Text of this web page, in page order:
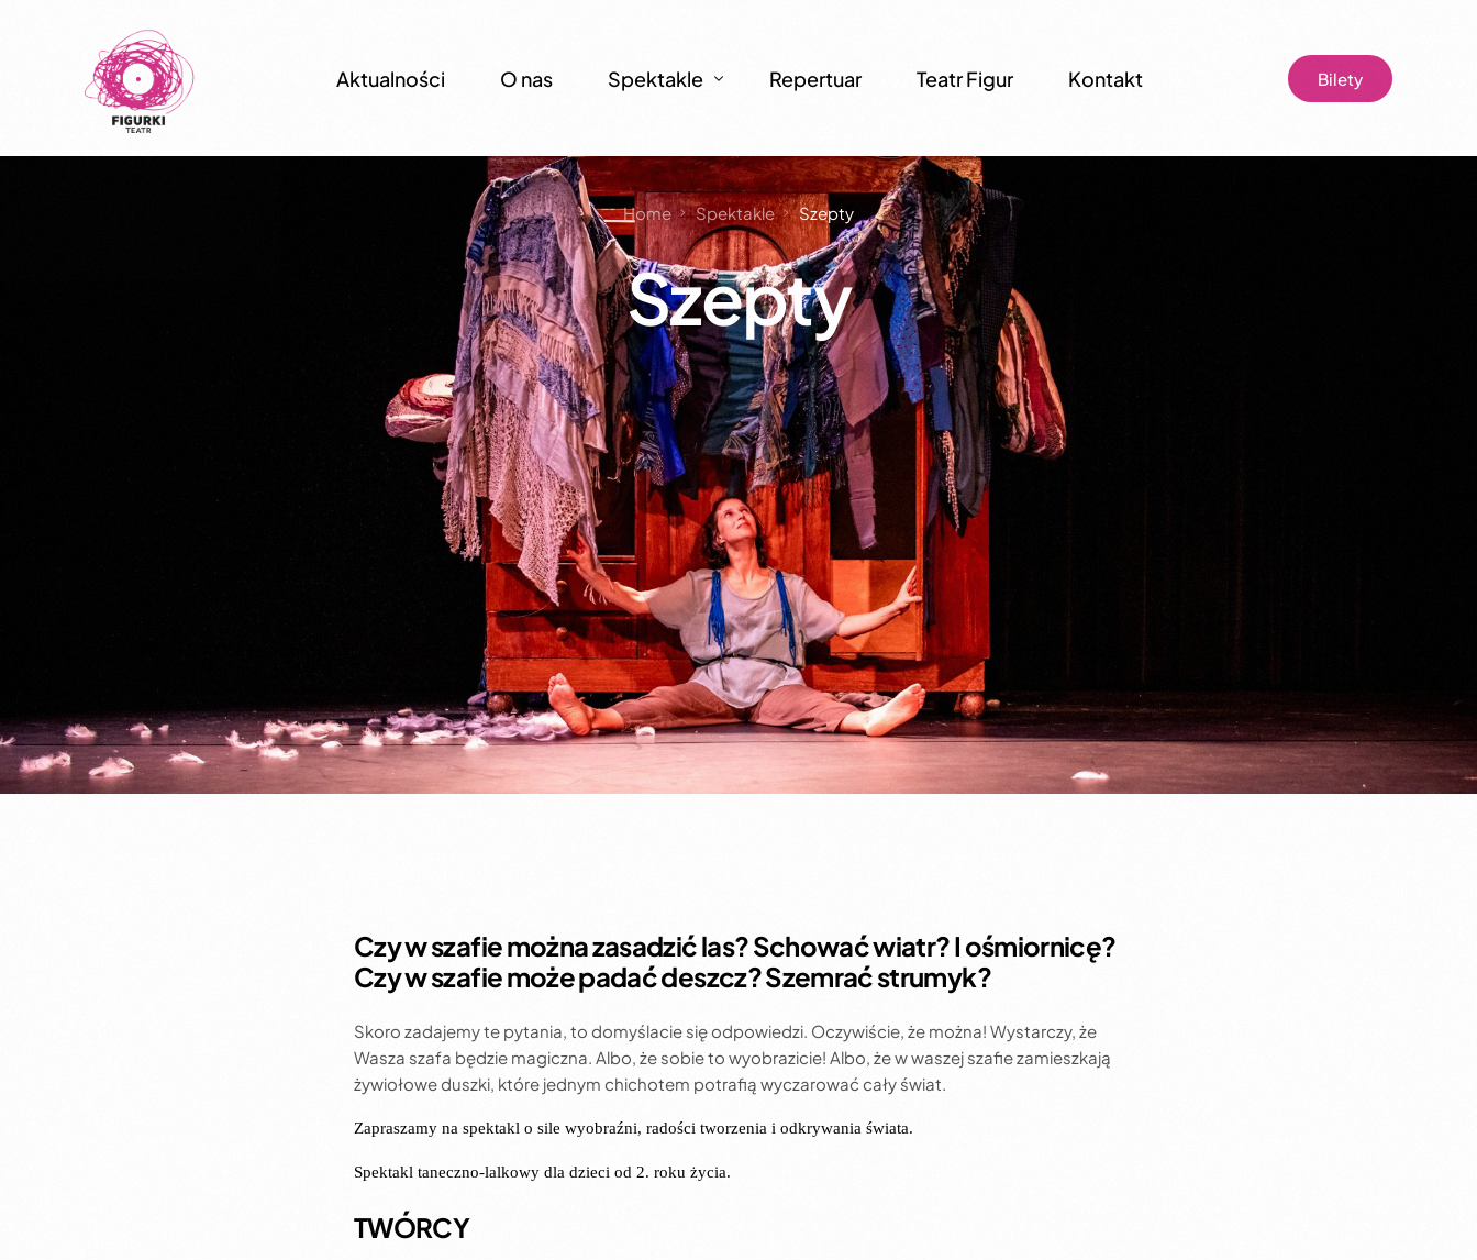
Aktualności O nas Spektakle
Szepty
Iris i Tęczowe Drzewo
Pan Twardowski
Cieniowanki
Opowieści dla Sofijki
Oceanarium
Papier, nożyce i wyspa skarbów
Co w trawie piszczy
Skrzaty – Spektakl Mikołajkowy
Maleńkie królestwo królewny Aurelki
Repertuar Teatr Figur Kontakt Bilety
Home Spektakle Szepty
Szepty
Czy w szafie można zasadzić las? Schować wiatr? I ośmiornicę?
Czy w szafie może padać deszcz? Szemrać strumyk?
Skoro zadajemy te pytania, to domyślacie się odpowiedzi. Oczywiście, że można! Wystarczy, że
Wasza szafa będzie magiczna. Albo, że sobie to wyobrazicie! Albo, że w waszej szafie zamieszkają
żywiołowe duszki, które jednym chichotem potrafią wyczarować cały świat.
Zapraszamy na spektakl o sile wyobraźni, radości tworzenia i odkrywania świata.
Spektakl taneczno-lalkowy dla dzieci od 2. roku życia.
TWÓRCY